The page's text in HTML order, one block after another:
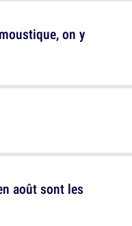
on y
août sont les